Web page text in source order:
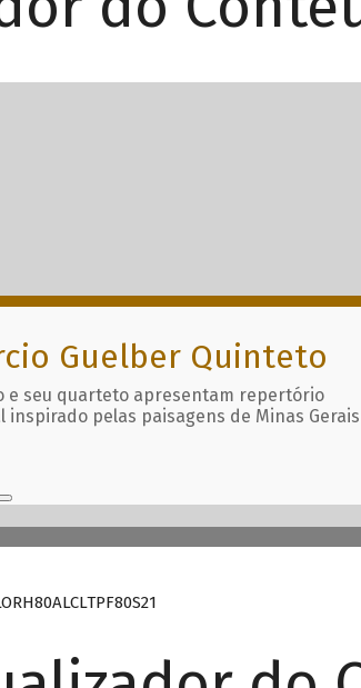
Guelber Quinteto
e seu quarteto apresentam repertório
inspirado pelas paisagens de Minas Gerais